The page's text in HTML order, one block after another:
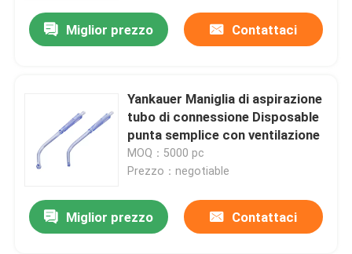
Miglior prezzo Contattaci
Yankauer Maniglia di aspirazione
tubo di connessione Disposable
punta semplice con ventilazione
MOQ：5000 pc
Prezzo：negotiable
Miglior prezzo Contattaci